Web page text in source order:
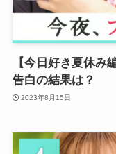
【今日好き夏休み
告白の結果は？
2023年8月15日